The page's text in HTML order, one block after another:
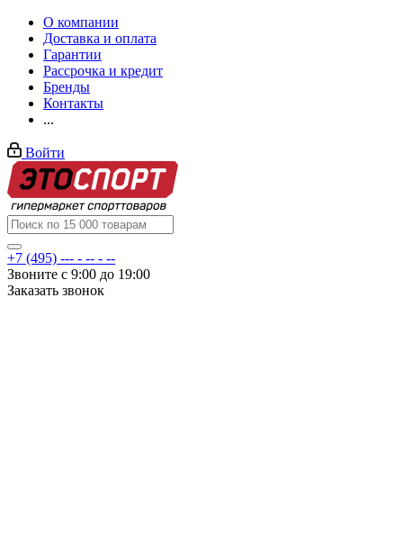
О компании
Доставка и оплата
Гарантии
Рассрочка и кредит
Бренды
Контакты
...
Войти
+7 (495) --- - -- - --
Звоните с 9:00 до 19:00
Заказать звонок